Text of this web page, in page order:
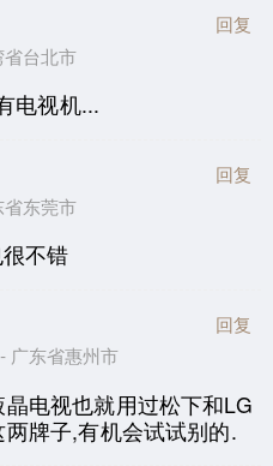
台北市
回复
电视机...
东莞市
回复
不错
广东省惠州市
回复
晶电视也就用过松下和LG
两牌子,有机会试试别的.